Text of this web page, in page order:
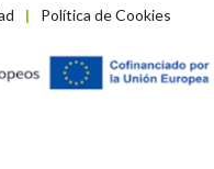
| Política de Cookies